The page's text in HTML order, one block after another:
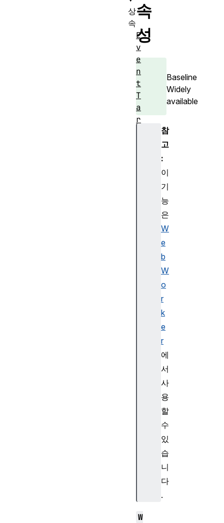
속
성
Baseline
Widely
available
참
고
:
이
기
능
은
W
e
b
W
o
r
k
e
r
에
서
사
용
할
수
있
습
니
다
.
W
상
속
E
v
e
n
t
T
a
r